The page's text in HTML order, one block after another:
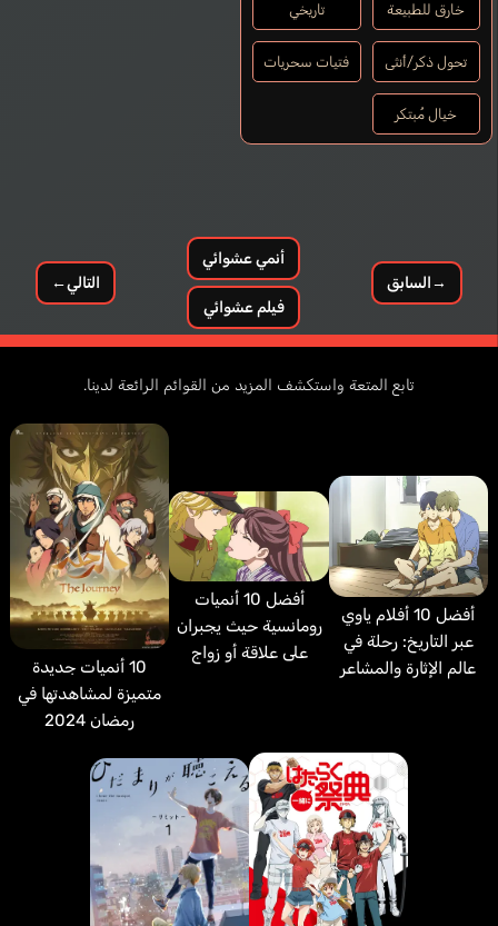
خارق للطبيعة تاريخي
تحول ذكر/أنثى فتيات سحريات
خيال مُبتكر
→السابق
أنمي عشوائي
فيلم عشوائي
التالي←
تابع المتعة واستكشف المزيد من القوائم الرائعة لدينا.
أفضل 10 أفلام ياوي
عبر التاريخ: رحلة في
عالم الإثارة والمشاعر
أفضل 10 أنميات
رومانسية حيث يجبران
على علاقة أو زواج
10 أنميات جديدة
متميزة لمشاهدتها في
رمضان 2024